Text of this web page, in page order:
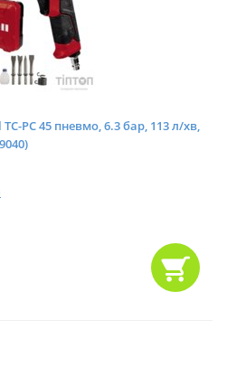
PC 45 пневмо, 6.3 бар, 113 л/хв,